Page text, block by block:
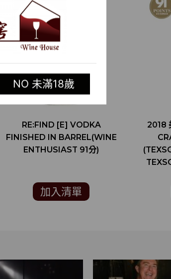
NO 未滿18歲
RE:FIND [E] VODKA
FINISHED IN BARREL(WINE
ENTHUSIAST 91分)
加入清單
2018